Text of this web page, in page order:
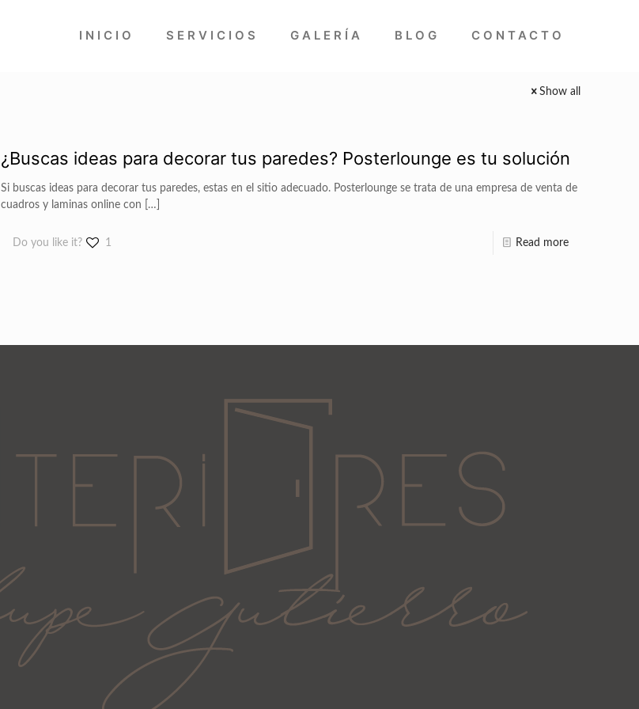
INICIO SERVICIOS GALERÍA BLOG CONTACTO
Show all
¿Buscas ideas para decorar tus paredes? Posterlounge es tu solución
Si buscas ideas para decorar tus paredes, estas en el sitio adecuado. Posterlounge se trata de una empresa de venta de
cuadros y laminas online con […]
Do you like it? 1 Read more